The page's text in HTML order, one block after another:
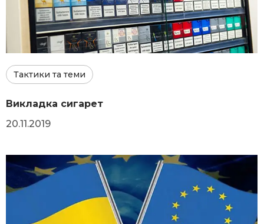
Тактики та теми
Викладка сигарет
20.11.2019